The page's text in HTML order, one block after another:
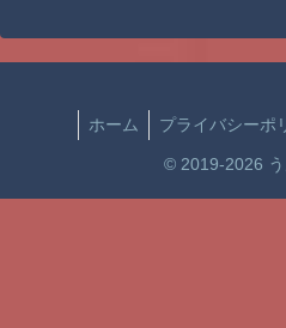
ホーム プライバシーポ
© 2019-2026